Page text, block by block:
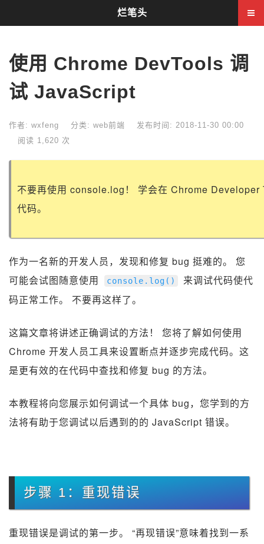
使用 Chrome DevTools 调
试 JavaScript
作者: wxfeng 分类: web前端
发布时间: 2018-11-30 00:00
阅读 1,620 次
不要再使用 console.log！ 学会在 Chrome Developer
代码。
作为一名新的开发人员，发现和修复 bug 挺难的。 您
可能会试图随意使用
console . log ()
来调试代码使代
码正常工作。 不要再这样了。
这篇文章将讲述正确调试的方法！ 您将了解如何使用
Chrome 开发人员工具来设置断点并逐步完成代码。这
是更有效的在代码中查找和修复 bug 的方法。
本教程将向您展示如何调试一个具体 bug，您学到的方
法将有助于您调试以后遇到的的 JavaScript 错误。
步骤 1：重现错误
重现错误是调试的第一步。 “再现错误”意味着找到一系
烂笔头